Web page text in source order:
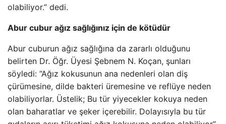
olabiliyor.” dedi.
Abur cubur ağız sağlığınız için de kötüdür
Abur cuburun ağız sağlığına da zararlı olduğunu
belirten Dr. Öğr. Üyesi Şebnem N. Koçan, şunları
söyledi: “Ağız kokusunun ana nedenleri olan diş
çürümesine, dilde bakteri üremesine ve reflüye neden
olabiliyorlar. Üstelik; Bu tür yiyecekler kokuya neden
olan baharatlar ve şeker içerebilir. Dolayısıyla bu tür